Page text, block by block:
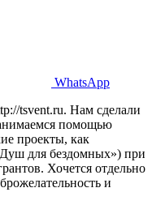
WhatsApp
tsvent.ru. Нам сделали
помощью
проекты, как
для бездомных») при
Хочется отдельно
и